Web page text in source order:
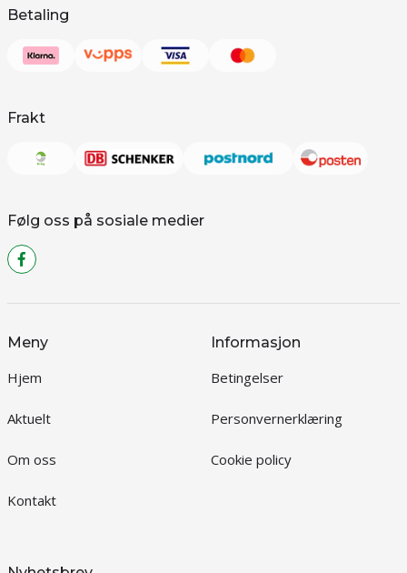
Betaling
Frakt
Følg oss på sosiale medier
Meny
Hjem
Aktuelt
Om oss
Kontakt
Informasjon
Betingelser
Personvernerklæring
Cookie policy